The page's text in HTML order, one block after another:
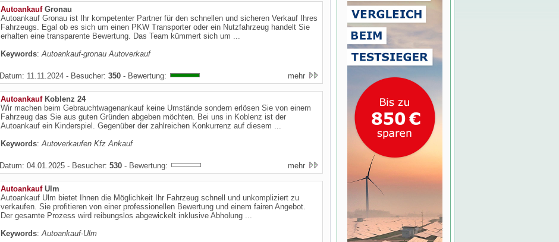
AutoankaufGronau
Autoankauf Gronau ist Ihr kompetenter Partner für den schnellen und sicheren Verkauf Ihres
Fahrzeugs. Egal ob es sich um einen PKW Transporter oder ein Nutzfahrzeug handelt Sie
erhalten eine transparente Bewertung. Das Team kümmert sich um ...
Keywords:Autoankauf-gronau Autoverkauf
Datum: 11.11.2024 - Besucher: 350 - Bewertung: mehr
AutoankaufKoblenz 24
Wir machen beim Gebrauchtwagenankauf keine Umstände sondern erlösen Sie von einem
Fahrzeug das Sie aus guten Gründen abgeben möchten. Bei uns in Koblenz ist der
Autoankauf ein Kinderspiel. Gegenüber der zahlreichen Konkurrenz auf diesem ...
Keywords:Autoverkaufen Kfz Ankauf
Datum: 04.01.2025 - Besucher: 530 - Bewertung: mehr
AutoankaufUlm
Autoankauf Ulm bietet Ihnen die Möglichkeit Ihr Fahrzeug schnell und unkompliziert zu
verkaufen. Sie profitieren von einer professionellen Bewertung und einem fairen Angebot.
Der gesamte Prozess wird reibungslos abgewickelt inklusive Abholung ...
Keywords:Autoankauf-Ulm